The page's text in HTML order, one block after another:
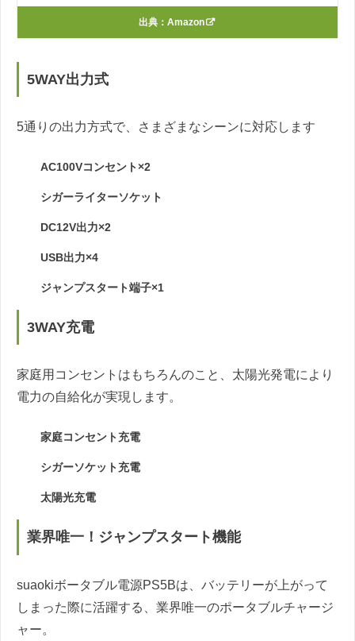
出典： Amazon
5WAY出力式
5通りの出力方式で、さまざまなシーンに対応します
AC100Vコンセント×2
シガーライターソケット
DC12V出力×2
USB出力×4
ジャンプスタート端子×1
3WAY充電
家庭用コンセントはもちろんのこと、太陽光発電により
電力の自給化が実現します。
家庭コンセント充電
シガーソケット充電
太陽光充電
業界唯一！ジャンプスタート機能
suaokiボータブル電源PS5Bは、バッテリーが上がって
しまった際に活躍する、業界唯一のポータブルチャージ
ャー。